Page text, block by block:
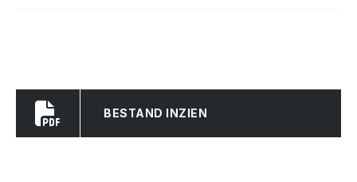
BESTAND INZIEN